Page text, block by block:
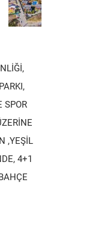
SPOR
,YEŞİL
4+1